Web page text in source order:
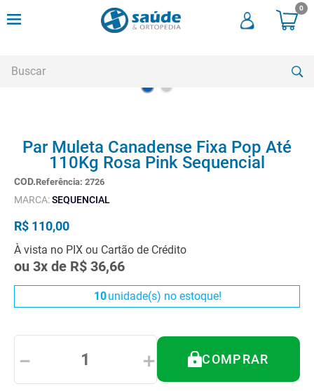
0
Par Muleta Canadense Fixa Pop Até
110Kg Rosa Pink Sequencial
Referência: 2726
MARCA:SEQUENCIAL
R$ 110,00
À vista no PIX ou Cartão de Crédito
ou 3x de R$ 36,66
10unidade(s) no estoque!
＋
－ COMPRAR
cadeira rodas
meia compressao
3º
andadores
4º
imobilizador joelho
5º
bota imobilizadora
6º
cadeira rodas agile
meia antitrombo
cadeira higienica